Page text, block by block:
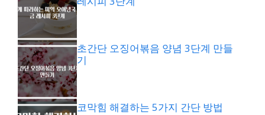
초간단 오징어볶음 양념 3단계 만들
기
코막힘 해결하는 5가지 간단 방법